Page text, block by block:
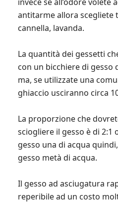
antitarme allora scegliete
cannella, lavanda.
La quantità dei gessetti
con un bicchiere di gesso
ma, se utilizzate una
ghiaccio usciranno circa
La proporzione che
sciogliere il gesso è di 2:1
gesso una di acqua
gesso metà di acqua.
Il gesso ad asciugatura
reperibile ad un costo